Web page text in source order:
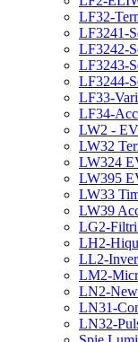
LF32-
LF3241-
LF3242-
LF3243-
LF3244-
LF33-
LF34-
LW2 -
LW32
LW324
LW395
LW33
LW39
LG2-Filtri
LH2-
LL2-
LM2-
LN2-
LN31-
LN32-